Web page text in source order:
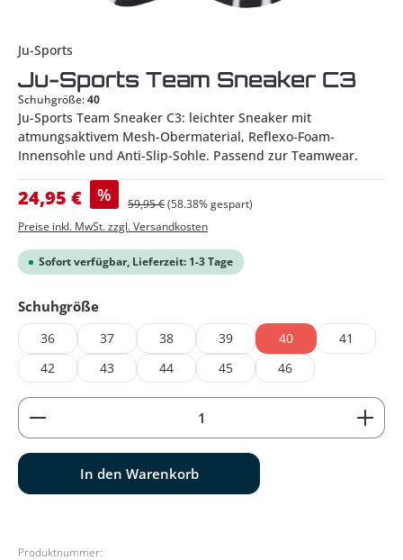
Ju-Sports
Ju-Sports Team Sneaker C3
Schuhgröße:40
Ju-Sports Team Sneaker C3: leichter Sneaker mit
atmungsaktivem Mesh-Obermaterial, Reflexo-Foam-
Innensohle und Anti-Slip-Sohle. Passend zur Teamwear.
Verkaufspreis:
24,95 € % Regulärer Preis:
59,95 €(58.38% gespart)
Preise inkl. MwSt. zzgl. Versandkosten
Sofort verfügbar, Lieferzeit: 1-3 Tage
Schuhgrößeauswählen
36 37 38 39 40
41
42
43 44 45 46
Produkt Anzahl: Gib den gewünschten Wert ein
In den Warenkorb
Produktnummer: